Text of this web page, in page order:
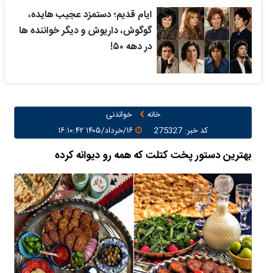
ایام قدیم؛ دستمزد عجیب هایده،
گوگوش، داریوش و دیگر خواننده ها
در دهه ۵۰!
خانه
خواندنی
کد خبر: 275327
بهترین دستور پخت کتلت که همه رو دیوانه کرده